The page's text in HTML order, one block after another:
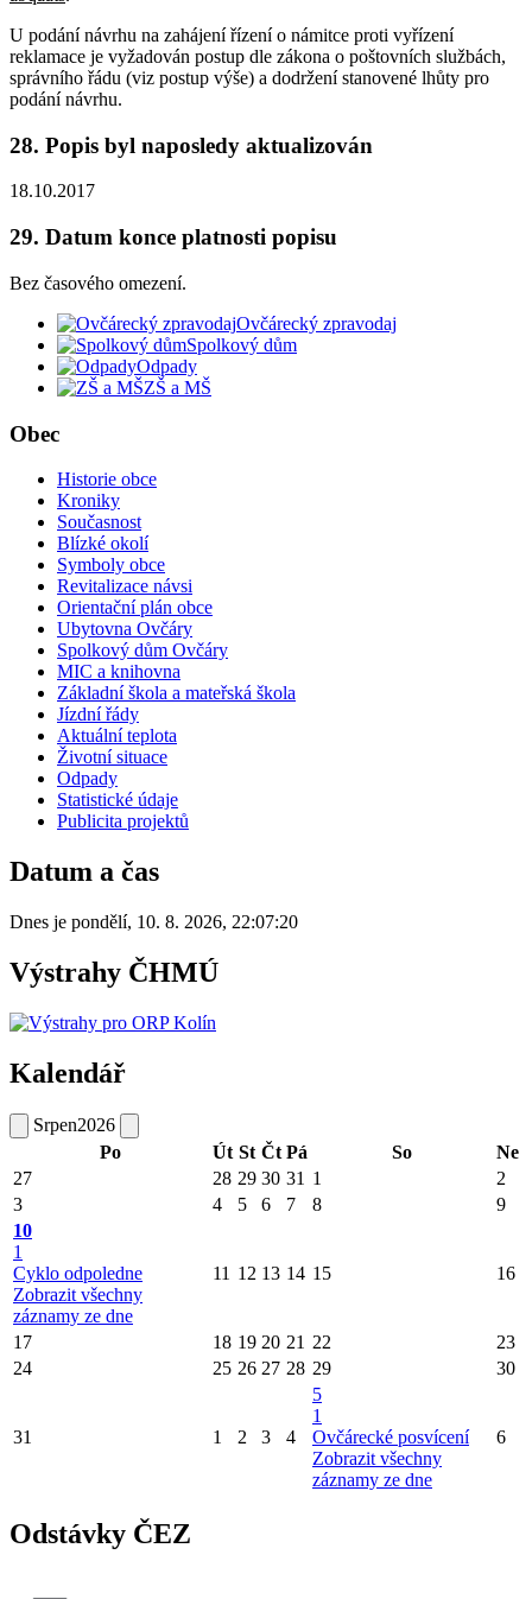
U podání návrhu na zahájení řízení o námitce proti vyřízení
reklamace je vyžadován postup dle zákona o poštovních službách,
správního řádu (viz postup výše) a dodržení stanovené lhůty pro
podání návrhu.
28. Popis byl naposledy aktualizován
18.10.2017
29. Datum konce platnosti popisu
Bez časového omezení.
Ovčárecký zpravodaj
Spolkový dům
Odpady
ZŠ a MŠ
Obec
Historie obce
Kroniky
Současnost
Blízké okolí
Symboly obce
Revitalizace návsi
Orientační plán obce
Ubytovna Ovčáry
Spolkový dům Ovčáry
MIC a knihovna
Základní škola a mateřská škola
Jízdní řády
Aktuální teplota
Životní situace
Odpady
Statistické údaje
Publicita projektů
Datum a čas
Dnes je pondělí, 10. 8. 2026, 22:07:20
Výstrahy ČHMÚ
Kalendář
Srpen2026
Po
Út St Čt Pá So
Ne
27
28 29 30 31 1
2
3
4 5 6 7 8
9
10
1
Cyklo odpoledne
Zobrazit všechny
záznamy ze dne
11 12 13 14 15 16
17 18 19 20 21 22
23
24
25 26 27 28 29 30
31 1 2 3 4
5
1
Ovčárecké posvícení
Zobrazit všechny
záznamy ze dne
6
Odstávky ČEZ